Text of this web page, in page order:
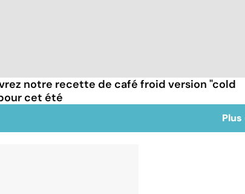
notre recette de café froid version "cold
cet été